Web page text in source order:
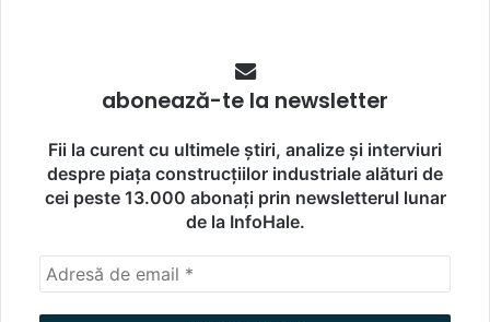
abonează-te la newsletter
Fii la curent cu ultimele știri, analize și interviuri
despre piața construcțiilor industriale alături de
cei peste 13.000 abonați prin newsletterul lunar
de la InfoHale.